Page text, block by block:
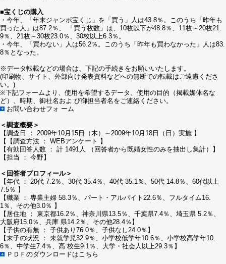
■宝くじの購入
・今年、「年末ジャンボ宝くじ」を「買う」人は43.8％。このうち「昨年も
買った人」は87.2％、 「買う枚数」は、10枚以下が48.8％、11枚～20枚21.
9％、21枚～30枚23.0％、30枚以上6.3％。
・今年、「買わない」人は56.2％。このうち「昨年も買わなかった」人は83.
8％となった。
※データ転載などの場合は、下記の手続きをお願いいたします。
(印刷物、サイト、外部向け発表資料などへの無断での転載はご遠慮くださ
い。)
※下記フォームより、使用を希望するデータ、使用の目的（掲載媒体名な
ど）、時期、御社名およ び御担当者名をご連絡ください。
お問い合わせフォ ーム
＜調査概要＞
【調査日 ： 2009年10月15日（木）～2009年10月18日（日）実施 】
【【調査方法 ： WEBアンケート 】
【有効回答人数 ： 計 1491人 （回答者から既婚女性のみを抽出し集計）】
【担当 ： 今野】
＜回答者プロフィール＞
【年代 ： 20代 7.2％、30代 35.4％、40代 35.1％、50代 14.8％、60代以上
7.5％ 】
【職業 ： 専業主婦 58.3％、パート・アルバイト22.6％、フルタイム16.
1％、その他3.0％ 】
【居住地 ： 東京都16.2％、神奈川県13.5％、千葉県7.4％、埼玉県 5.2％、
大阪府15.0％、兵庫 県14.2％、その他28.4％】
【子供の有無 ： 子供あり76.0％、子供なし24.0％】
【末子の状況 ： 未就学児32.9％、小学校低学年10.6％、小学校高学年10.
6％、中学生7.4％、高 校生9.1％、大学・社会人以上29.3％】
ＰＤＦのダウンロードはこちら